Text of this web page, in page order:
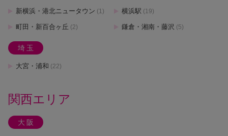
新横浜・港北ニュータウン (1) 横浜駅 (19)
町田・新百合ヶ丘 (2) 鎌倉・湘南・藤沢 (5)
埼玉
大宮・浦和 (22)
関西エリア
大阪